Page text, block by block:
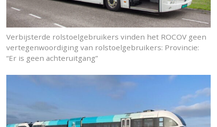
Verbijsterde rolstoelgebruikers vinden het ROCOV geen
vertegenwoordiging van rolstoelgebruikers: Provincie:
“Er is geen achteruitgang”